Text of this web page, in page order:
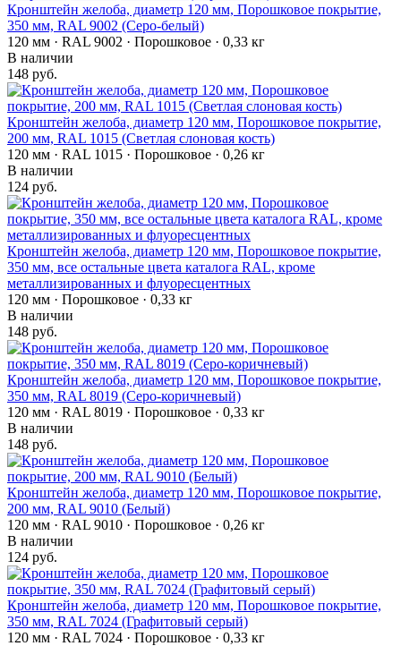
Кронштейн желоба, диаметр 120 мм, Порошковое покрытие,
350 мм, RAL 9002 (Серо-белый)
120 мм · RAL 9002 · Порошковое · 0,33 кг
В наличии
148 руб.
Кронштейн желоба, диаметр 120 мм, Порошковое покрытие,
200 мм, RAL 1015 (Светлая слоновая кость)
120 мм · RAL 1015 · Порошковое · 0,26 кг
В наличии
124 руб.
Кронштейн желоба, диаметр 120 мм, Порошковое покрытие,
350 мм, все остальные цвета каталога RAL, кроме
металлизированных и флуоресцентных
120 мм · Порошковое · 0,33 кг
В наличии
148 руб.
Кронштейн желоба, диаметр 120 мм, Порошковое покрытие,
350 мм, RAL 8019 (Серо-коричневый)
120 мм · RAL 8019 · Порошковое · 0,33 кг
В наличии
148 руб.
Кронштейн желоба, диаметр 120 мм, Порошковое покрытие,
200 мм, RAL 9010 (Белый)
120 мм · RAL 9010 · Порошковое · 0,26 кг
В наличии
124 руб.
Кронштейн желоба, диаметр 120 мм, Порошковое покрытие,
350 мм, RAL 7024 (Графитовый серый)
120 мм · RAL 7024 · Порошковое · 0,33 кг